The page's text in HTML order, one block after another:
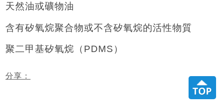
天然油或礦物油
含有矽氧烷聚合物或不含矽氧烷的活性物質
聚二甲基矽氧烷（PDMS）
分享：